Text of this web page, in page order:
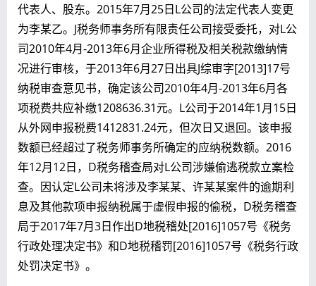
代表人、股东。2015年7月25日L公司的法定代表人变更
为李某乙。J税务师事务所有限责任公司接受委托，对L公
司2010年4月-2013年6月企业所得税及相关税款缴纳情
况进行审核，于2013年6月27日出具J综审字[2013]17号
纳税审查意见书，确定该公司2010年4月-2013年6月各
项税费共应补缴1208636.31元。L公司于2014年1月15日
从外网申报税费1412831.24元，但次日又退回。该申报
数额已经超过了税务师事务所确定的应纳税数额。2016
年12月12日，D税务稽查局对L公司涉嫌偷逃税款立案检
查。因认定L公司未将涉及李某某、许某某案件的逾期利
息及其他款项申报纳税属于虚假申报的偷税，D税务稽查
局于2017年7月3日作出D地税稽处[2016]1057号《税务
行政处理决定书》和D地税稽罚[2016]1057号《税务行政
处罚决定书》。